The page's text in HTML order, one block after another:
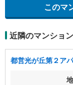
このマ
近隣のマンショ
都営光が丘第２ア